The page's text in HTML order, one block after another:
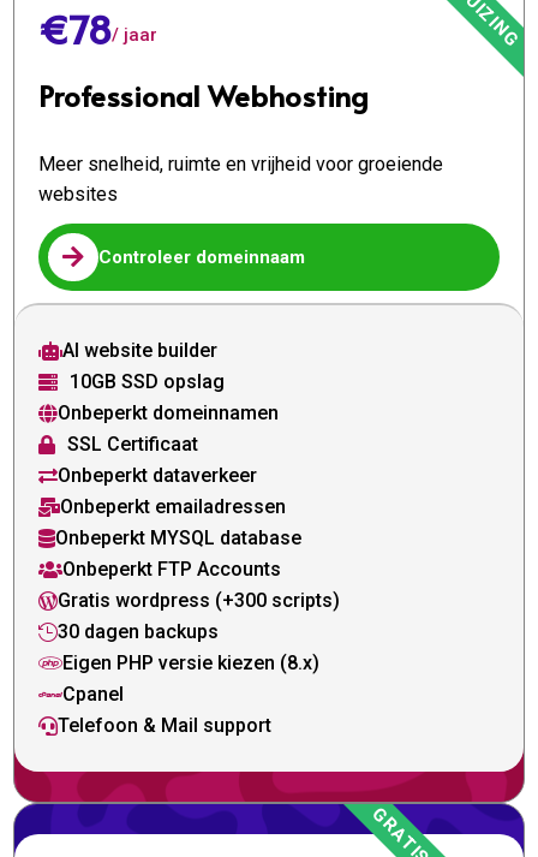
€78/ jaar
Professional Webhosting
Meer snelheid, ruimte en vrijheid voor groeiende
websites
 Controleer domeinnaam
AI website builder
 10GB SSD opslag
Onbeperkt domeinnamen
 SSL Certificaat
Onbeperkt dataverkeer
Onbeperkt emailadressen
Onbeperkt MYSQL database
Onbeperkt FTP Accounts
Gratis wordpress (+300 scripts)
30 dagen backups
Eigen PHP versie kiezen (8.x)
Cpanel
Telefoon & Mail support